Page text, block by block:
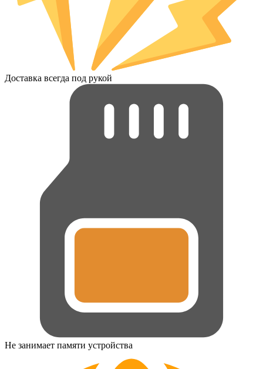
Доставка всегда под рукой
Не занимает памяти устройства